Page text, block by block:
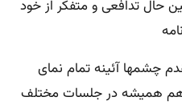
حال تدافعی و متفکر از خود
چشمها آئینه تمام نمای
هم همیشه در جلسات مختلف